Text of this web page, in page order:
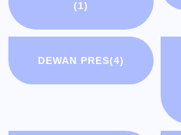
(1)
DEWAN PRES(4)